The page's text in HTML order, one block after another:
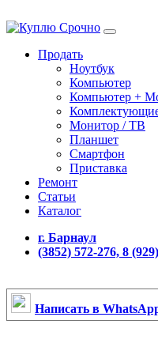
Продать
Ноутбук
Компьютер
Компьютер +
Монитор / ТВ
Планшет
Смартфон
Приставка
Ремонт
Статьи
Каталог
г. Барнаул
(3852) 572-276, 8
Написать в